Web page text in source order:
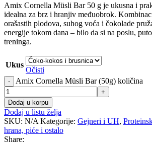
Amix Cornella Müsli Bar 50 g je ukusna i
idealna za brz i hranjiv međuobrok.
orašastih plodova, suhog voća i čokolade
energije tokom dana – bilo da si na poslu,
treninga.
Ukus
Očisti
- Amix Cornella Müsli Bar (50g) količina
+
Dodaj u korpu
Dodaj u listu želja
SKU: N/A Kategorije: Gejneri i UH,
hrana, piće i ostalo
Share: